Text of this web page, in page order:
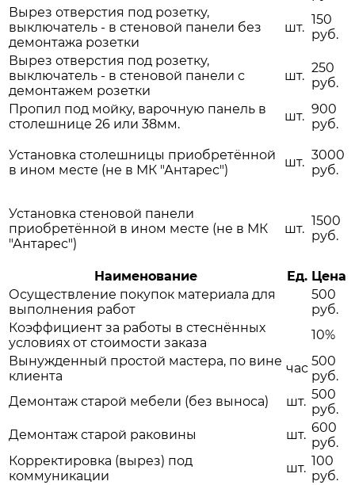
Вырез отверстия под розетку,
выключатель - в стеновой панели без
демонтажа розетки
шт.
150
руб.
Вырез отверстия под розетку,
выключатель - в стеновой панели с
демонтажем розетки
шт.
250
руб.
Пропил под мойку, варочную панель в
столешнице 26 или 38мм.
шт. 900
руб.
Установка столешницы приобретённой
в ином месте (не в МК "Антарес")
шт. 3000
руб.
Установка стеновой панели
приобретённой в ином месте (не в МК
"Антарес")
шт.
1500
руб.
Наименование Ед. Цена
Осуществление покупок материала для
выполнения работ
500
руб.
Коэффициент за работы в стеснённых
условиях от стоимости заказа
10%
Вынужденный простой мастера, по вине
клиента
час 500
руб.
Демонтаж старой мебели (без выноса)
шт. 500
руб.
Демонтаж старой раковины
шт. 600
руб.
Корректировка (вырез) под
коммуникации
шт. 100
руб.